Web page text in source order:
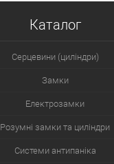
Каталог
Серцевини (циліндри)
Замки
Електрозамки
Розумні замки та циліндри
Системи антипаніка